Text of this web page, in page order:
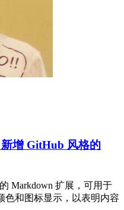
增 GitHub 风格的
Markdown 扩展，可用于
色和图标显示，以表明内容